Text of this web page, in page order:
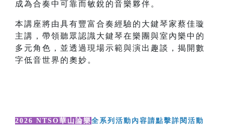
成為合奏中可靠而敏銳的音樂夥伴。
本講座將由具有豐富合奏經驗的大鍵琴家蔡佳璇
主講，帶領聽眾認識大鍵琴在樂團與室內樂中的
多元角色，並透過現場示範與演出趣談，揭開數
字低音世界的奧妙。
2026 NTSO華山論樂全系列活動內容請點擊詳閱活動